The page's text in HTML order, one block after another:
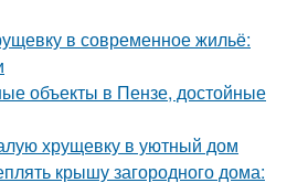
в современное жильё:
объекты в Пензе, достойные
хрущевку в уютный дом
крышу загородного дома: